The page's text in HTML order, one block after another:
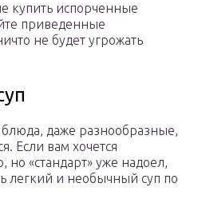
купить испорченные
приведенные
не будет угрожать
даже разнообразные,
Если вам хочется
но «стандарт» уже надоел,
легкий и необычный суп по